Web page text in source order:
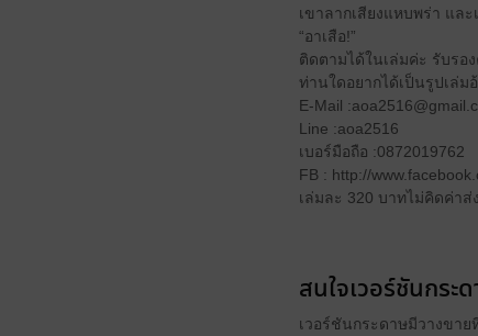
เขาลากเสียงแหบพร่า แล
“อาเสือ!”
ติดตามได้ในเล่มค่ะ รับรอ
ท่านใดอยากได้เป็นรูปเล่ม
E-Mail
Line :aoa2516
เบอร์มือถือ :0872019762
FB : http://
เล่มละ 320 บาทไม่คิดค่าส่ง
สนใจเวอร์ชันกระ
เวอร์ชันกระดาษมีวางขา